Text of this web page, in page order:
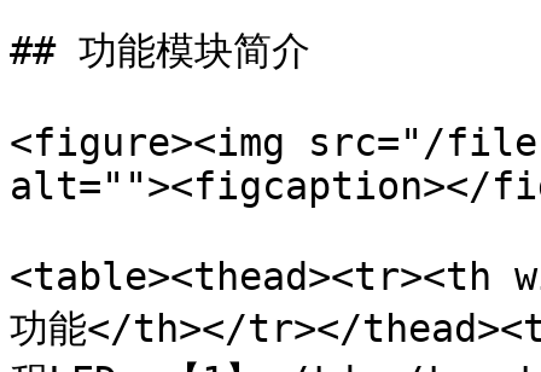
## 功能模块简介
<figure><img src="/files/
alt=""><figcaption></
<table><thead><tr><th
功能</th></tr></